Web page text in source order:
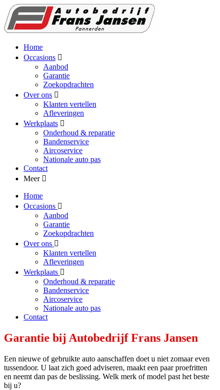
Home
Occasions
Aanbod
Garantie
Zoekopdrachten
Over ons
Klanten vertellen
Afleveringen
Werkplaats
Onderhoud & reparatie
Bandenservice
Aircoservice
Nationale auto pas
Contact
Meer
Home
Occasions
Aanbod
Garantie
Zoekopdrachten
Over ons
Klanten vertellen
Afleveringen
Werkplaats
Onderhoud & reparatie
Bandenservice
Aircoservice
Nationale auto pas
Contact
Garantie bij Autobedrijf Frans Jansen
Een nieuwe of gebruikte auto aanschaffen doet u niet zomaar even
tussendoor. U laat zich goed adviseren, maakt een paar proefritten
en neemt dan pas de beslissing. Welk merk of model past het beste
bij u?